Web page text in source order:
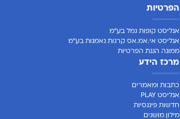
הפרטיות
אנליסט קופות גמל בע"מ
אנליסט אי.אמ.אס קרנות נאמנות בע"מ
ממונה הגנת הפרטיות
מרכז הידע
כתבות ומאמרים
אנליסט PLAY
חדשות פיננסיות
מילון מושגים